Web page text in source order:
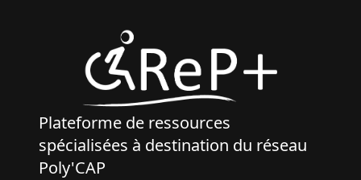
Plateforme de ressources
spécialisées à destination du réseau
Poly'CAP